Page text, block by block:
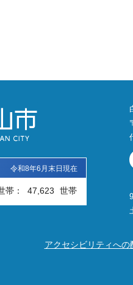
令和8年6月末日現在
帯： 47,623 世帯
アクセシビリティへの